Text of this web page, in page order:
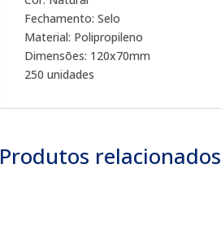
Fechamento: Selo
Material: Polipropileno
Dimensões: 120x70mm
250 unidades
Produtos relacionados